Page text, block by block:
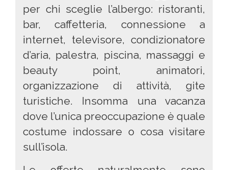
per chi sceglie l’albergo: ristoranti,
bar, caffetteria, connessione a
internet, televisore, condizionatore
d’aria, palestra, piscina, massaggi e
beauty point, animatori,
organizzazione di attività, gite
turistiche. Insomma una vacanza
dove l’unica preoccupazione è quale
costume indossare o cosa visitare
sull’isola.